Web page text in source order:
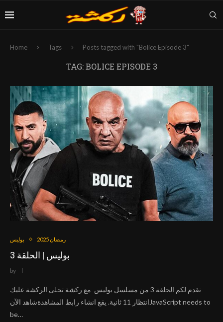
Home Tags Posts tagged with "Bolice Episode 3"
TAG:BOLICE EPISODE 3
بوليس رمضان 2025
بوليس | الحلقة 3
by
نقدم لكم الحلقة 3 من مسلسل بوليس مع ركشة تحلى الركشة عليك
انتظار 11 ثانية. يقع انشاء رابط المشاهدةشاهد الآنJavaScript needs to
be…